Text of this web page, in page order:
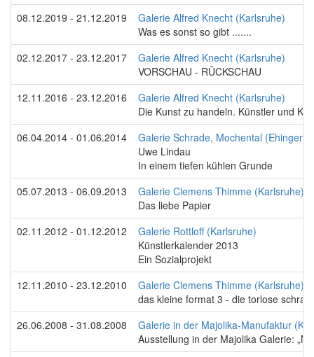
08.12.2019 - 21.12.2019
Galerie Alfred Knecht (Karlsruhe)
Was es sonst so gibt .......
02.12.2017 - 23.12.2017
Galerie Alfred Knecht (Karlsruhe)
VORSCHAU - RÜCKSCHAU
12.11.2016 - 23.12.2016
Galerie Alfred Knecht (Karlsruhe)
Die Kunst zu handeln. Künstler und
06.04.2014 - 01.06.2014
Galerie Schrade, Mochental (Ehingen/
Uwe Lindau
In einem tiefen kühlen Grunde
05.07.2013 - 06.09.2013
Galerie Clemens Thimme (Karlsruhe)
Das liebe Papier
02.11.2012 - 01.12.2012
Galerie Rottloff (Karlsruhe)
Künstlerkalender 2013
Ein Sozialprojekt
12.11.2010 - 23.12.2010
Galerie Clemens Thimme (Karlsruhe)
das kleine format 3 - die torlose
26.06.2008 - 31.08.2008
Galerie in der Majolika-Manufaktur
Ausstellung in der Majolika Galerie: